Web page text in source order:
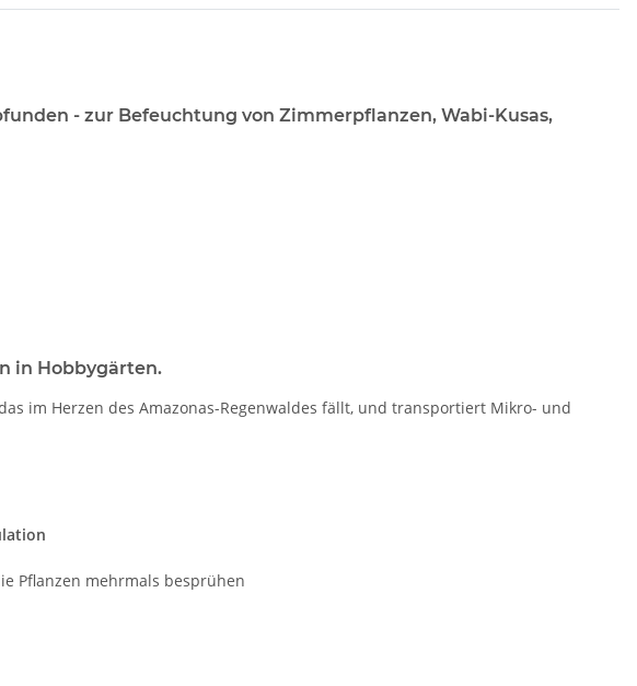
- zur Befeuchtung von Zimmerpflanzen, Wabi-Kusas,
in Hobbygärten.
im Herzen des Amazonas-Regenwaldes fällt, und transportiert Mikro- und
Pflanzen mehrmals besprühen